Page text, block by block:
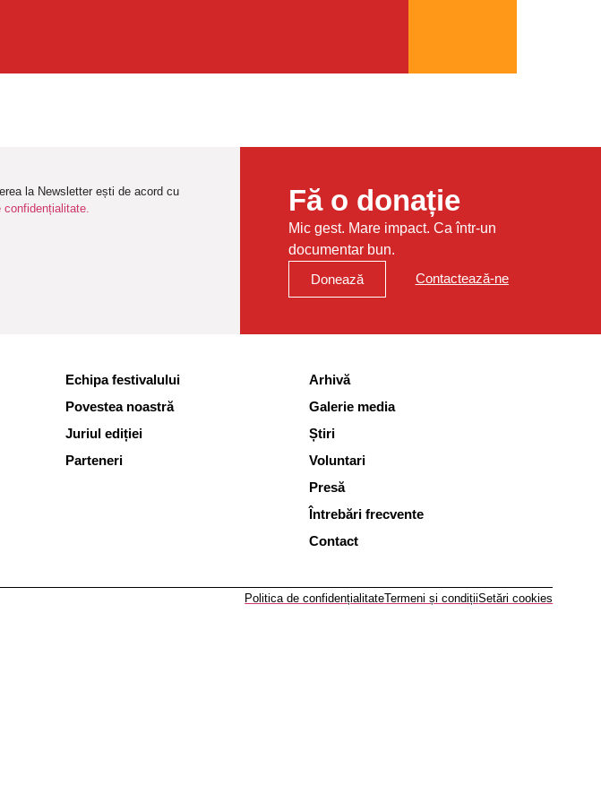
la Newsletter ești de acord cu
confidențialitate.
Fă o donație
Mic gest. Mare impact. Ca într-un
documentar bun.
Donează
Contactează-ne
Echipa festivalului
Povestea noastră
Juriul ediției
Parteneri
Arhivă
Galerie media
Știri
Voluntari
Presă
Întrebări frecvente
Contact
Politica de confidențialitateTermeni și condițiiSetări cookies